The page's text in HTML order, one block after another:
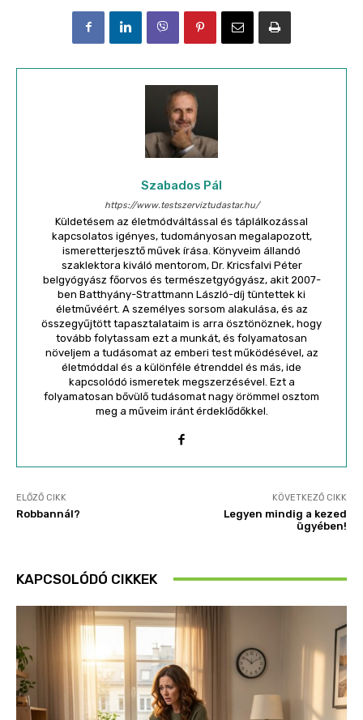
Szabados Pál
https://www.testszerviztudastar.hu/
Küldetésem az életmódváltással és táplálkozással
kapcsolatos igényes, tudományosan megalapozott,
ismeretterjesztő művek írása. Könyveim állandó
szaklektora kiváló mentorom, Dr. Kricsfalvi Péter
belgyógyász főorvos és természetgyógyász, akit 2007-
ben Batthyány-Strattmann László-díj tüntettek ki
életművéért. A személyes sorsom alakulása, és az
összegyűjtött tapasztalataim is arra ösztönöznek, hogy
tovább folytassam ezt a munkát, és folyamatosan
növeljem a tudásomat az emberi test működésével, az
életmóddal és a különféle étrenddel és más, ide
kapcsolódó ismeretek megszerzésével. Ezt a
folyamatosan bővülő tudásomat nagy örömmel osztom
meg a műveim iránt érdeklődőkkel.
ELŐZŐ CIKK
Robbannál?
KÖVETKEZŐ CIKK
Legyen mindig a kezed
ügyében!
KAPCSOLÓDÓ CIKKEK